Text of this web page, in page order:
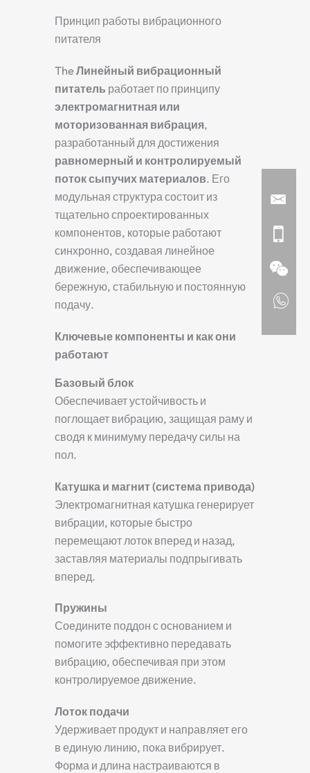
Принцип работы вибрационного
питателя
TheЛинейный вибрационный
питатель работает по принципу
электромагнитная или
моторизованная вибрация,
разработанный для достижения
равномерный и контролируемый
поток сыпучих материалов. Его
модульная структура состоит из
тщательно спроектированных
компонентов, которые работают
синхронно, создавая линейное
движение, обеспечивающее
бережную, стабильную и постоянную
подачу.
Ключевые компоненты и как они
работают
Базовый блок
Обеспечивает устойчивость и
поглощает вибрацию, защищая раму и
сводя к минимуму передачу силы на
пол.
Катушка и магнит (система привода)
Электромагнитная катушка генерирует
вибрации, которые быстро
перемещают лоток вперед и назад,
заставляя материалы подпрыгивать
вперед.
Пружины
Соедините поддон с основанием и
помогите эффективно передавать
вибрацию, обеспечивая при этом
контролируемое движение.
Лоток подачи
Удерживает продукт и направляет его
в единую линию, пока вибрирует.
Форма и длина настраиваются в